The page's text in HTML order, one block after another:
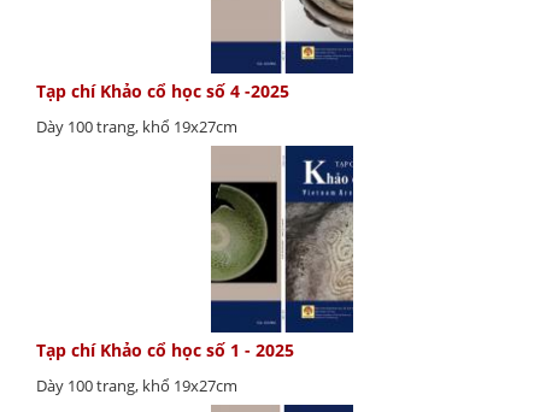
Tạp chí Khảo cổ học số 4 -2025
Dày 100 trang, khổ 19x27cm
Tạp chí Khảo cổ học số 1 - 2025
Dày 100 trang, khổ 19x27cm